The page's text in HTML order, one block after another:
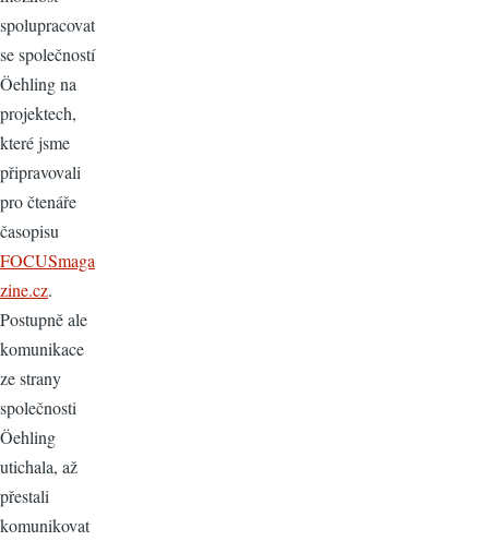
spolupracovat
se společností
Öehling na
projektech,
které jsme
připravovali
pro čtenáře
časopisu
FOCUSmaga
zine.cz.
Postupně ale
komunikace
ze strany
společnosti
Öehling
utichala, až
přestali
komunikovat